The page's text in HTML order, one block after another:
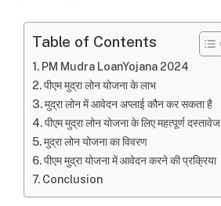
Table of Contents
PM Mudra LoanYojana 2024
पीएम मुद्रा लोन योजना के लाभ
मुद्रा लोन में आवेदन अप्लाई कौन कर सकता है
पीएम मुद्रा लोन योजना के लिए महत्पूर्ण दस्तावेज
मुद्रा लोन योजना का विवरण
पीएम मुद्रा योजना में आवेदन करने की प्रक्रिया
Conclusion